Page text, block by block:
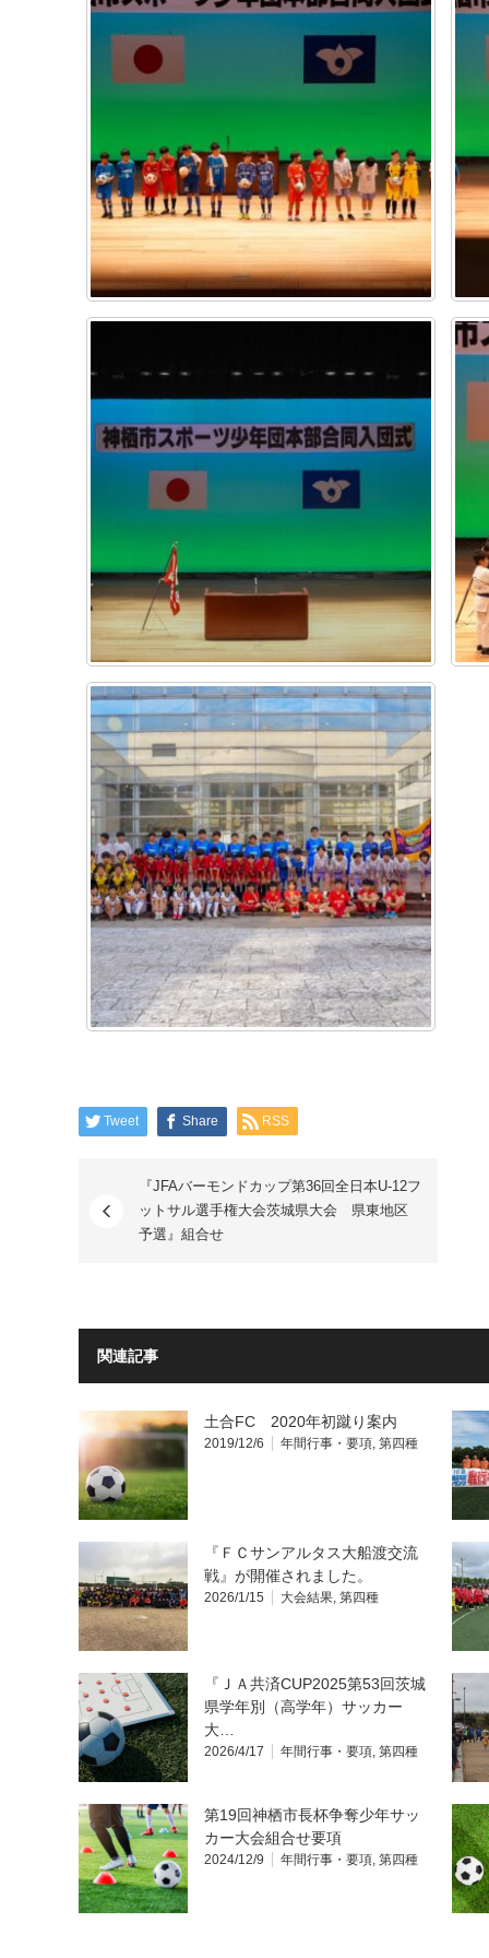
Tweet Share RSS
『JFAバーモンドカップ第36回全日本U-12フ
ットサル選手権大会茨城県大会 県東地区
予選』組合せ
関連記事
土合FC 2020年初蹴り案内
2019/12/6 年間行事・要項 第四種
『ＦＣサンアルタス大船渡交流
戦』が開催されました。
2026/1/15 大会結果 第四種
『ＪＡ共済CUP2025第53回茨城
県学年別（高学年）サッカー
大…
2026/4/17 年間行事・要項 第四種
第19回神栖市長杯争奪少年サッ
カー大会組合せ要項
2024/12/9 年間行事・要項 第四種